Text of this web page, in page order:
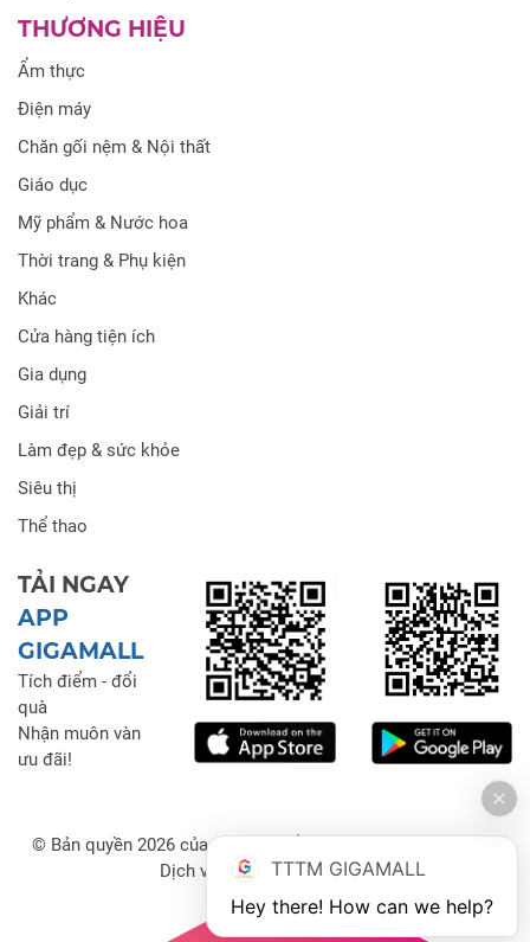
THƯƠNG HIỆU
Ẩm thực
Điện máy
Chăn gối nệm & Nội thất
Giáo dục
Mỹ phẩm & Nước hoa
Thời trang & Phụ kiện
Khác
Cửa hàng tiện ích
Gia dụng
Giải trí
Làm đẹp & sức khỏe
Siêu thị
Thể thao
TẢI NGAY
APP
GIGAMALL
Tích điểm - đổi
quà
Nhận muôn vàn
ưu đãi!
© Bản quyền 2026 của Công ty Cổ phần Đầu tư Thương mại
Dịch vụ Gigamall Việt Nam
TTTM GIGAMALL
Hey there! How can we help?